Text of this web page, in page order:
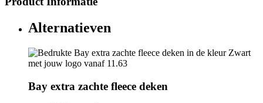
Alternatieven
Bay extra zachte fleece deken